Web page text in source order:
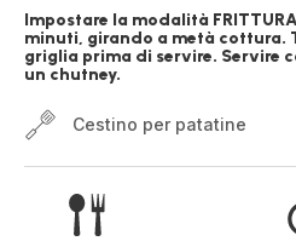
Impostare la modalità
minuti, girando a metà cottura.
griglia prima di servire. Servire
un chutney.
Cestino per patatine